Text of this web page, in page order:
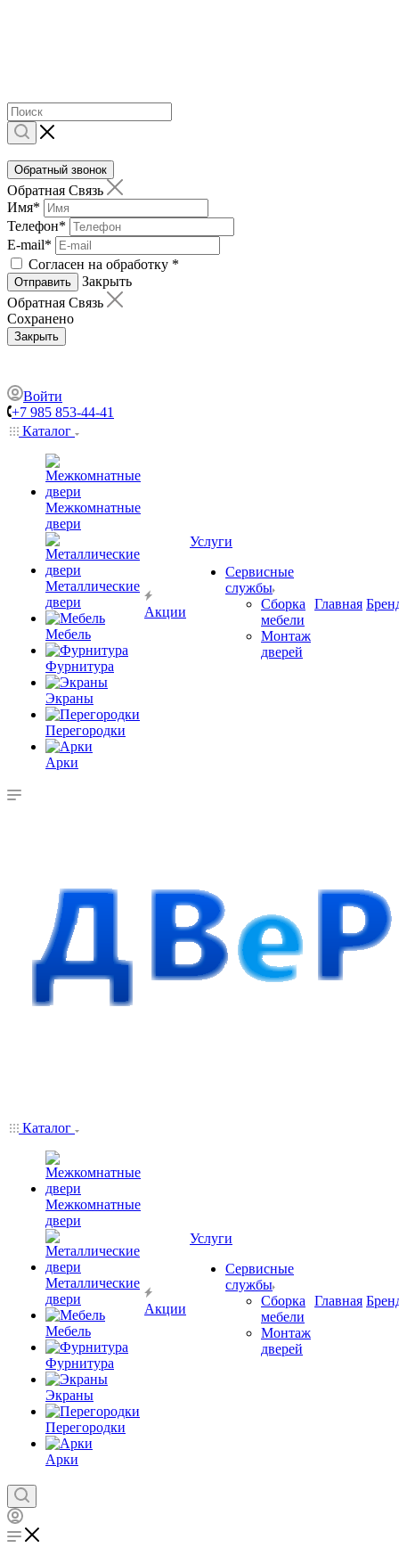
Обратный звонок
Обратная Связь
Имя*
Телефон*
E-mail*
Согласен на обработку *
Отправить
Закрыть
Обратная Связь
Сохранено
Закрыть
Войти
+7 985 853-44-41
Каталог
Межкомнатные
двери
Металлические
двери
Мебель
Фурнитура
Экраны
Перегородки
Арки
Акции
Услуги
Сервисные
службы
Сборка
мебели
Монтаж
дверей
Главная
Каталог
Межкомнатные
двери
Металлические
двери
Мебель
Фурнитура
Экраны
Перегородки
Арки
Акции
Услуги
Сервисные
службы
Сборка
мебели
Монтаж
дверей
Главная